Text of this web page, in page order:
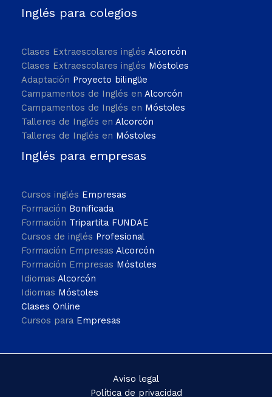
Inglés para colegios
Clases Extraescolares inglés Alcorcón
Clases Extraescolares inglés Móstoles
Adaptación Proyecto bilingüe
Campamentos de Inglés en Alcorcón
Campamentos de Inglés en Móstoles
Talleres de Inglés en Alcorcón
Talleres de Inglés en Móstoles
Inglés para empresas
Cursos inglés Empresas
Formación Bonificada
Formación Tripartita FUNDAE
Cursos de inglés Profesional
Formación Empresas Alcorcón
Formación Empresas Móstoles
Idiomas Alcorcón
Idiomas Móstoles
Clases Online
Cursos para Empresas
Aviso legal
Política de privacidad